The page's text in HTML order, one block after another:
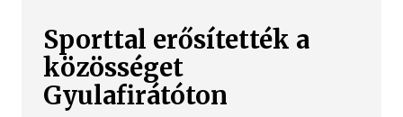
Sporttal erősítették a
közösséget
Gyulafirátóton